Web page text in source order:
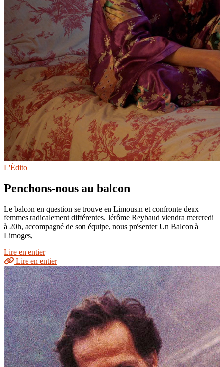
L'Édito
Penchons-nous au balcon
Le balcon en question se trouve en Limousin et confronte deux
femmes radicalement différentes. Jérôme Reybaud viendra mercredi
à 20h, accompagné de son équipe, nous présenter Un Balcon à
Limoges,
Lire en entier
Lire en entier